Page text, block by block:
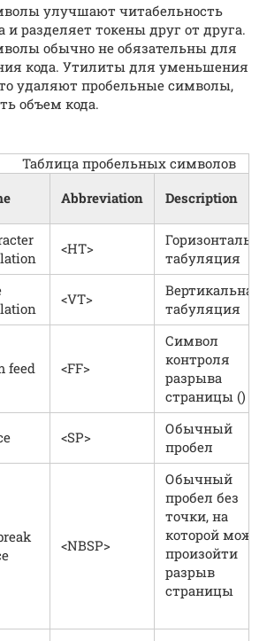
улучшают читабельность
и разделяет токены друг от друга.
обычно не обязательны для
кода. Утилиты для уменьшения
удаляют пробельные символы,
объем кода.
Таблица пробельных символов
Abbreviation Description
<HT>
табуляция
<VT>
Вертикальная
табуляция
feed <FF>
Символ
контроля
разрыва
страницы ()
<SP>
Обычный
пробел
<NBSP>
Обычный
пробел без
точки, на
которой может
произойти
разрыв
страницы